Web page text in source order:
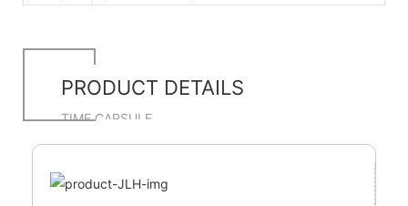
PRODUCT DETAILS
TIME CAPSULE